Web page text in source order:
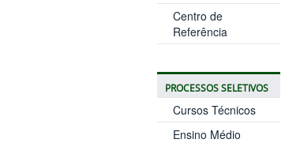
Centro de
Referência
PROCESSOS SELETIVOS
Cursos Técnicos
Ensino Médio